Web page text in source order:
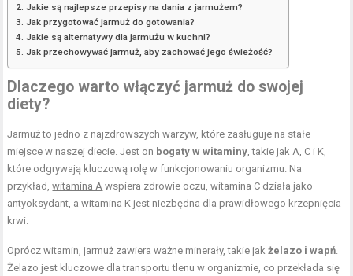
Jakie są najlepsze przepisy na dania z jarmużem?
Jak przygotować jarmuż do gotowania?
Jakie są alternatywy dla jarmużu w kuchni?
Jak przechowywać jarmuż, aby zachować jego świeżość?
Dlaczego warto włączyć jarmuż do swojej
diety?
Jarmuż to jedno z najzdrowszych warzyw, które zasługuje na stałe
miejsce w naszej diecie. Jest on bogaty w witaminy , takie jak A, C i K,
które odgrywają kluczową rolę w funkcjonowaniu organizmu. Na
przykład,witamina A wspiera zdrowie oczu, witamina C działa jako
antyoksydant, awitamina K jest niezbędna dla prawidłowego krzepnięcia
krwi.
Oprócz witamin, jarmuż zawiera ważne minerały, takie jakżelazo i wapń
Żelazo jest kluczowe dla transportu tlenu w organizmie, co przekłada się